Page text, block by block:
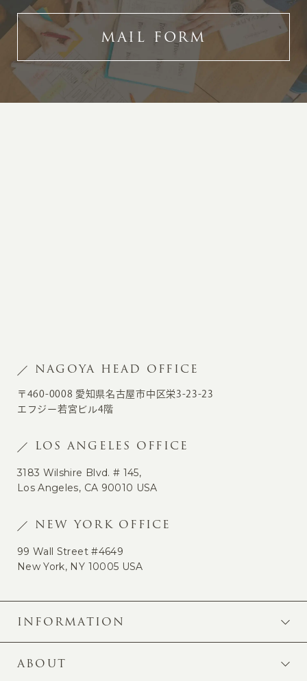
MAIL FORM
NAGOYA HEAD OFFICE
〒460-0008 愛知県名古屋市中区栄3-23-23
エフジー若宮ビル4階
LOS ANGELES OFFICE
3183 Wilshire Blvd. # 145,
Los Angeles, CA 90010 USA
NEW YORK OFFICE
99 Wall Street #4649
New York, NY 10005 USA
INFORMATION
ABOUT